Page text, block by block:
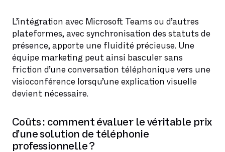
L’intégration avec Microsoft Teams ou d’autres
plateformes, avec synchronisation des statuts de
présence, apporte une fluidité précieuse. Une
équipe marketing peut ainsi basculer sans
friction d’une conversation téléphonique vers une
visioconférence lorsqu’une explication visuelle
devient nécessaire.
Coûts : comment évaluer le véritable prix
d’une solution de téléphonie
professionnelle ?